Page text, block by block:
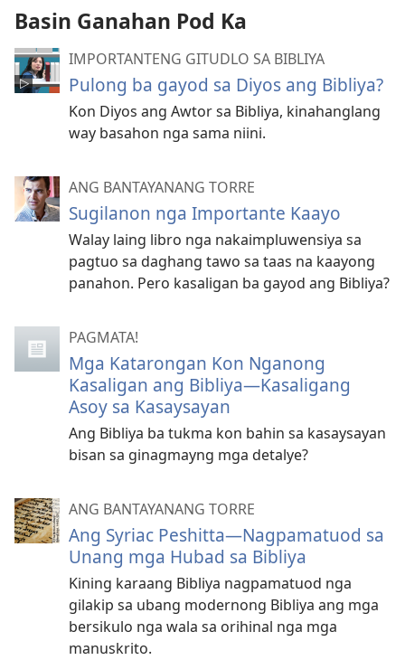
Basin Ganahan Pod Ka
IMPORTANTENG GITUDLO SA BIBLIYA
Pulong ba gayod sa Diyos ang Bibliya?
Kon Diyos ang Awtor sa Bibliya, kinahanglang
way basahon nga sama niini.
ANG BANTAYANANG TORRE
Sugilanon nga Importante Kaayo
Walay laing libro nga nakaimpluwensiya sa
pagtuo sa daghang tawo sa taas na kaayong
panahon. Pero kasaligan ba gayod ang Bibliya?
PAGMATA!
Mga Katarongan Kon Nganong
Kasaligan ang Bibliya—Kasaligang
Asoy sa Kasaysayan
Ang Bibliya ba tukma kon bahin sa kasaysayan
bisan sa ginagmayng mga detalye?
ANG BANTAYANANG TORRE
Ang Syriac Peshitta—Nagpamatuod sa
Unang mga Hubad sa Bibliya
Kining karaang Bibliya nagpamatuod nga
gilakip sa ubang modernong Bibliya ang mga
bersikulo nga wala sa orihinal nga mga
manuskrito.